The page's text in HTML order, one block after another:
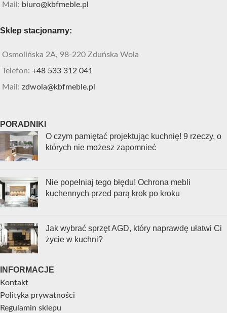
Mail: biuro@kbfmeble.pl
Sklep stacjonarny:
Osmolińska 2A, 98-220 Zduńska Wola
Telefon: +48 533 312 041
Mail: zdwola@kbfmeble.pl
PORADNIKI
O czym pamiętać projektując kuchnię! 9 rzeczy, o
których nie możesz zapomnieć
Nie popełniaj tego błędu! Ochrona mebli
kuchennych przed parą krok po kroku
Jak wybrać sprzęt AGD, który naprawdę ułatwi Ci
życie w kuchni?
INFORMACJE
Kontakt
Polityka prywatności
Regulamin sklepu